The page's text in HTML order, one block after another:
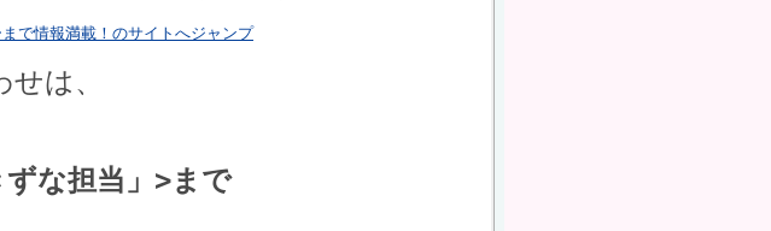
で情報満載！のサイトへジャンプ
は、
な担当」>まで